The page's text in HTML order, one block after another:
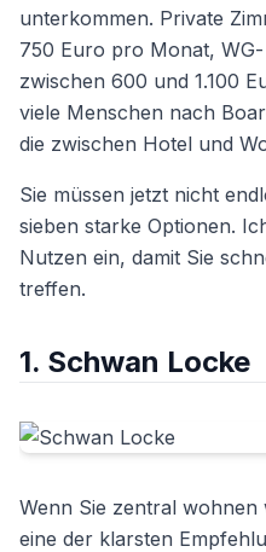
unterkommen. Private
750 Euro pro Monat,
zwischen 600 und 1.100
viele Menschen nach
die zwischen Hotel und
Sie müssen jetzt nicht
sieben starke Optionen.
Nutzen ein, damit Sie
treffen.
1. Schwan Locke
Wenn Sie zentral
eine der klarsten